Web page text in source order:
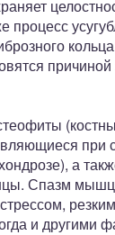
при
а
Спазм
резким
и другими